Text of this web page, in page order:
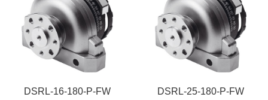
DSRL-16-180-P-FW
DSRL-25-180-P-FW